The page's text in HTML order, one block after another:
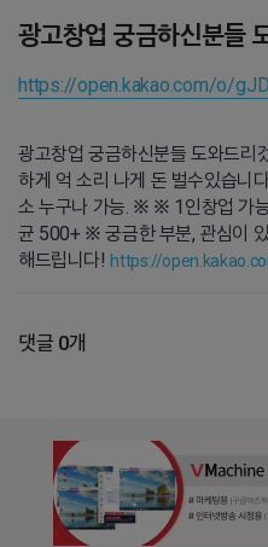
광고창업 궁금하신분들
https://open.kakao.com/o/
광고창업 궁금하신분들 도와드리
하게 억 소리 나게 돈 벌수있습
소 누구나 가능. ※ ※ 1인창업 가
균 500+ ※ 궁금한 부분, 관심이
해드립니다!https://
댓글 0개